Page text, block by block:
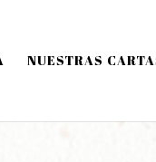
NUESTRAS